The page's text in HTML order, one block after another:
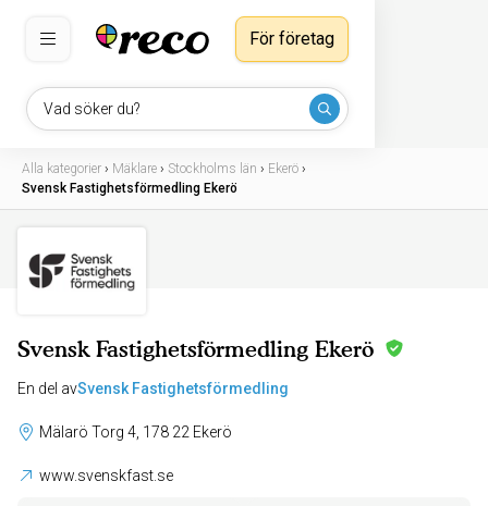
Vad söker du?
För företag
Alla kategorier › Mäklare › Stockholms län › Ekerö ›
Svensk Fastighetsförmedling Ekerö
Svensk Fastighetsförmedling Ekerö
En del avSvensk Fastighetsförmedling
Mälarö Torg 4, 178 22 Ekerö
www.svenskfast.se